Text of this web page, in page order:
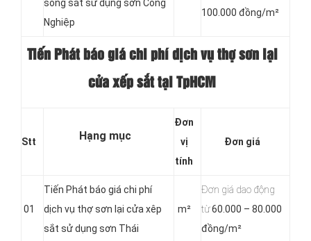
song sắt sử dụng sơn Công
Nghiệp
100.000 đồng/m²
Tiến Phát báo giá chi phí dịch vụ thợ sơn lại
cửa xếp sắt tại TpHCM
Stt Hạng mục
Đơn
vị
tính
Đơn giá
01
Tiến Phát báo giá chi phí
dịch vụ thợ sơn lại cửa xêp
sắt sử dụng sơn Thái
m²
Đơn giá dao động
từ60.000 – 80.000
đồng/m²